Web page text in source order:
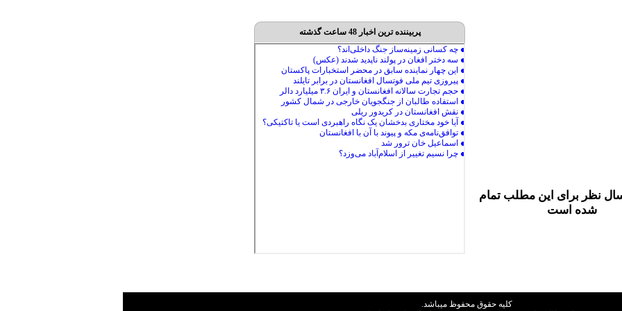
نظر برای این مطلب تمام
شده است
پربیننده ترین اخبار 48 ساعت گذشته
کليه حقوق محفوظ ميباشد.